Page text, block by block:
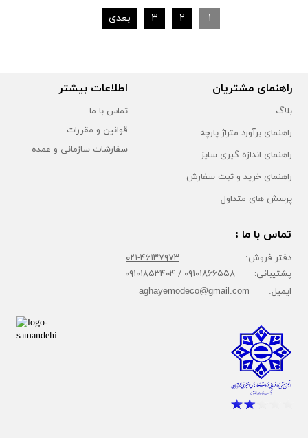
۱ ۲ ۳ بعدی
راهنمای مشتریان
بلاگ
راهنمای برآورد متراژ پارچه
راهنمای اندازه گیری سایز
راهنمای خرید و ثبت سفارش
پرسش های متداول
اطلاعات بیشتر
تماس با ما
قوانین و مقررات
سفارشات سازمانی و عمده
تماس با ما :
دفتر فروش: ۴۶۱۳۷۹۷۳-۰۲۱
پشتیبانی: ۰۹۱۰۱۸۶۶۵۵۸/۰۹۱۰۱۸۵۳۴۰۴
ایمیل: aghayemodeco@gmail.com